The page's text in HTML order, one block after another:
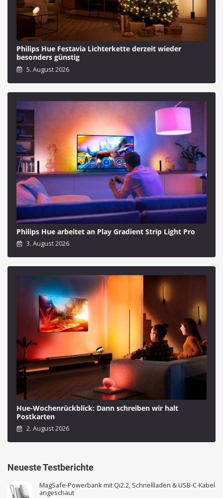
Philips Hue Festavia Lichterkette derzeit wieder
besonders günstig
5. August 2026
Philips Hue arbeitet an Play Gradient Strip Light Pro
3. August 2026
Hue-Wochenrückblick: Dann schreiben wir halt
Postkarten
2. August 2026
Neueste Testberichte
MagSafe-Powerbank mit Qi2.2, Schnellladen & USB-C-Kabel
angeschaut